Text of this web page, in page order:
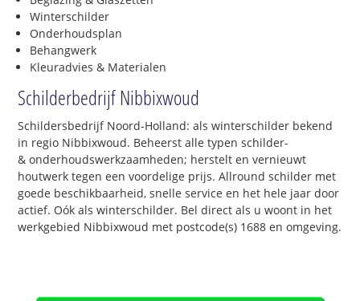
Winterschilder
Onderhoudsplan
Behangwerk
Kleuradvies & Materialen
Schilderbedrijf Nibbixwoud
Schildersbedrijf Noord-Holland: als winterschilder bekend
in regio Nibbixwoud. Beheerst alle typen schilder-
& onderhoudswerkzaamheden; herstelt en vernieuwt
houtwerk tegen een voordelige prijs. Allround schilder met
goede beschikbaarheid, snelle service en het hele jaar door
actief. Oók als winterschilder. Bel direct als u woont in het
werkgebied Nibbixwoud met postcode(s) 1688 en omgeving.